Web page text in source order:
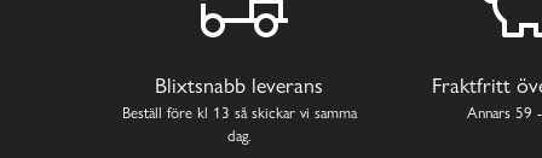
Blixtsnabb leverans
Beställ före kl 13 så skickar vi samma
dag.
Fraktfritt
Annars 59